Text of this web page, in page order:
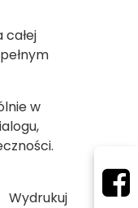
w
Wydrukuj